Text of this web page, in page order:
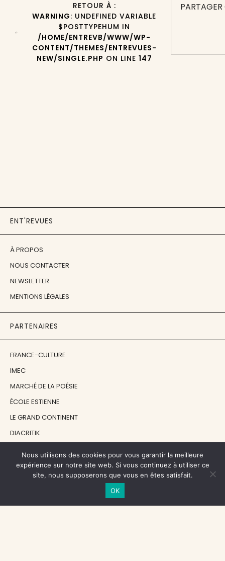
RETOUR À :
WARNING: UNDEFINED VARIABLE
$POSTTYPEHUM IN
/HOME/ENTREVB/WWW/WP-
CONTENT/THEMES/ENTREVUES-
NEW/SINGLE.PHP ON LINE 147
ENT'REVUES
À PROPOS
NOUS CONTACTER
NEWSLETTER
MENTIONS LÉGALES
PARTENAIRES
FRANCE-CULTURE
IMEC
MARCHÉ DE LA POÉSIE
ÉCOLE ESTIENNE
LE GRAND CONTINENT
DIACRITIK
NOS SOUTIENS
CENTRE NATIONAL DU LIVRE
Nous utilisons des cookies pour vous garantir la meilleure
expérience sur notre site web. Si vous continuez à utiliser ce
site, nous supposerons que vous en êtes satisfait.
OK